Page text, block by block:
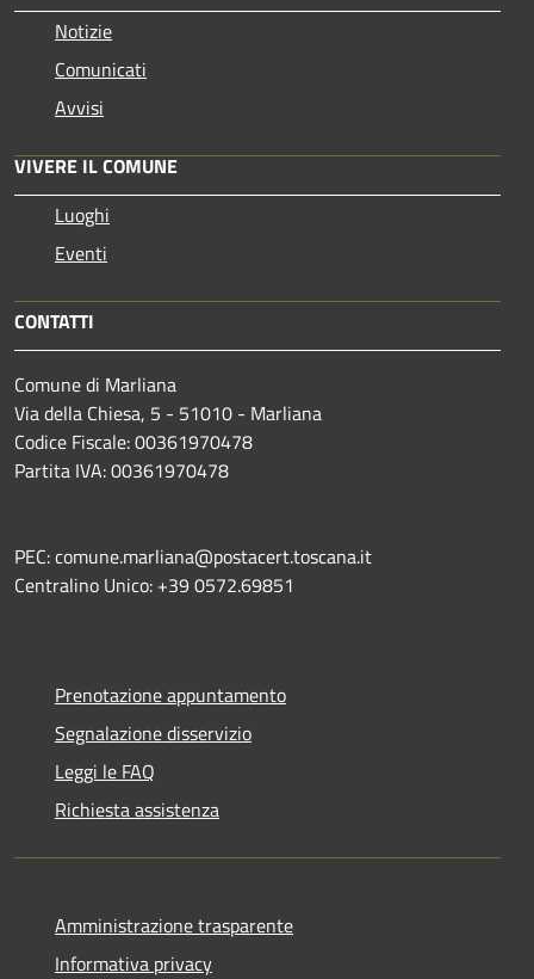
Notizie
Comunicati
Avvisi
VIVERE IL COMUNE
Luoghi
Eventi
CONTATTI
Comune di Marliana
Via della Chiesa, 5 - 51010 - Marliana
Codice Fiscale: 00361970478
Partita IVA: 00361970478
PEC: comune.marliana@postacert.toscana.it
Centralino Unico: +39 0572.69851
Prenotazione appuntamento
Segnalazione disservizio
Leggi le FAQ
Richiesta assistenza
Amministrazione trasparente
Informativa privacy